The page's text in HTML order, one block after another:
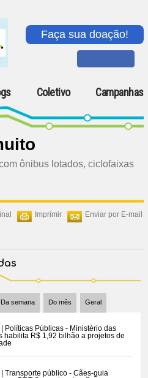
Faça sua doação!
Coletivo Campanhas
ônibus lotados, ciclofaixas
Enviar por E-mail
Imprimir
Da semana Do mês Geral
Políticas Públicas - Ministério das
habilita R$ 1,92 bilhão a projetos de
Transporte público - Cães-guia